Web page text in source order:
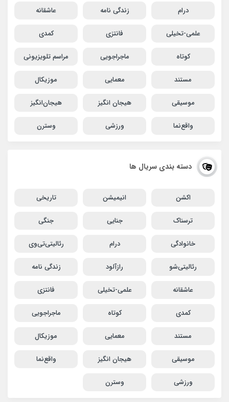
درام زندگی نامه عاشقانه
علمی-تخیلی فانتزی کمدی
کوتاه ماجراجویی مراسم تلویزیونی
مستند معمایی موزیکال
موسیقی هیجان انگیز هیجان‌انگیز
واقع‌نما ورزشی وسترن
دسته بندی سریال ها
اکشن انیمیشن تاریخی
ترسناک جنایی جنگی
خانوادگی درام رئالیتی‌تی‌وی
رئالیتی‌شو رازآلود زندگی نامه
عاشقانه علمی-تخیلی فانتزی
کمدی کوتاه ماجراجویی
مستند معمایی موزیکال
موسیقی هیجان انگیز واقع‌نما
ورزشی وسترن